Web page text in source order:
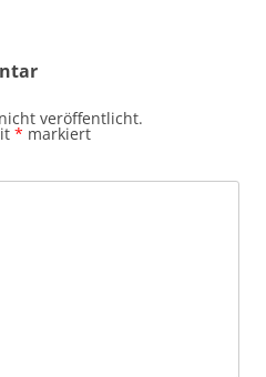
veröffentlicht.
* markiert